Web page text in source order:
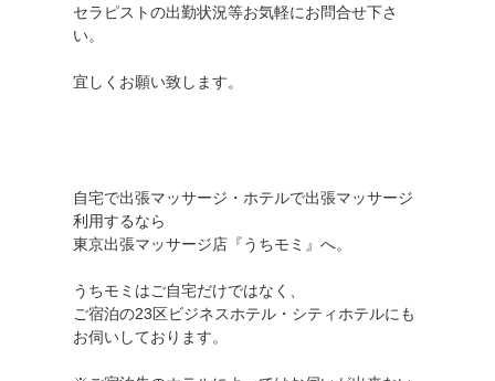
セラピストの出勤状況等お気軽にお問合せ下さ
い。
宜しくお願い致します。
自宅で出張マッサージ・ホテルで出張マッサージ
利用するなら
東京出張マッサージ店『うちモミ』へ。
うちモミはご自宅だけではなく、
ご宿泊の23区ビジネスホテル・シティホテルにも
お伺いしております。